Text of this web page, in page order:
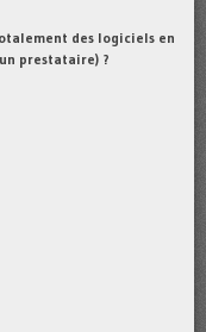
des logiciels en
prestataire) ?